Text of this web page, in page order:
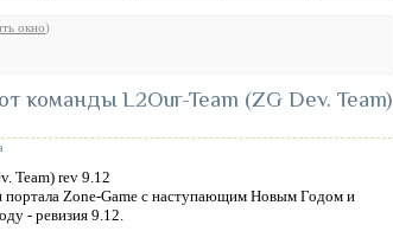
окно)
команды L2Our-Team (ZG Dev. Team)
портала Zone-Game с наступающим Новым Годом и
- ревизия 9.12.